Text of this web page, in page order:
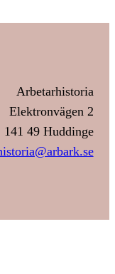
Arbetarhistoria
Elektronvägen 2
141 49 Huddinge